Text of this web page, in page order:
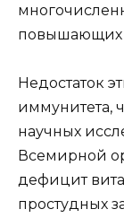
повышающих
Недостаток
иммунитета,
научных
Всемирной
дефицит
простудных